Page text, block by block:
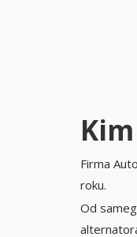
Firma
roku.
Od